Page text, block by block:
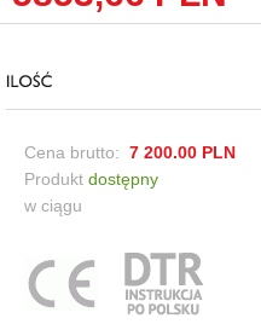
Cena brutto: 7 200.00 PLN
Produkt dostępny
w ciągu